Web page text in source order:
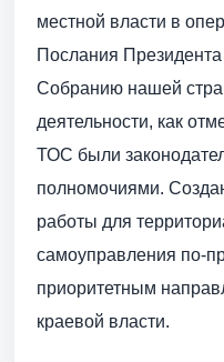
местной власти в
Послания
Собранию нашей
деятельности, как
ТОС были
полномочиями.
работы для
самоуправления по-
приоритетным
краевой власти.